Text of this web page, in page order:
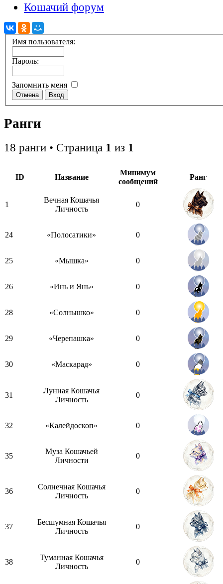
Кошачий форум
Имя пользователя:
Пароль:
Запомнить меня
Ранги
18 ранги • Страница 1 из 1
ID Название
Минимум
сообщений
Ранг
1
Вечная Кошачья
Личность
0
24 «Полосатики» 0
25 «Мышка» 0
26 «Инь и Янь» 0
28 «Солнышко» 0
29 «Черепашка» 0
30 «Маскарад» 0
31
Лунная Кошачья
Личность
0
32 «Калейдоскоп» 0
35
Муза Кошачьей
Личности
0
36
Солнечная Кошачья
Личность
0
37
Бесшумная Кошачья
Личность
0
38
Туманная Кошачья
Личность
0